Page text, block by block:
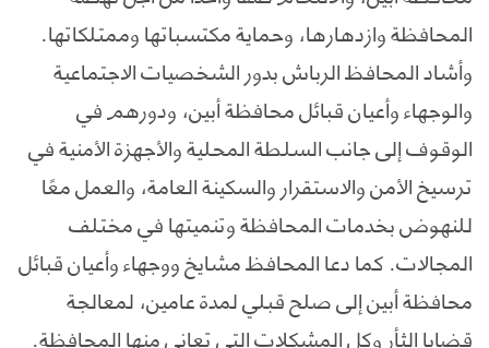
المحافظة وازدهارها، وحماية مكتسباتها وممتلكاتها.
وأشاد المحافظ الرباش بدور الشخصيات الاجتماعية
والوجهاء وأعيان قبائل محافظة أبين، ودورهم في
الوقوف إلى جانب السلطة المحلية والأجهزة الأمنية في
ترسيخ الأمن والاستقرار والسكينة العامة، والعمل معًا
للنهوض بخدمات المحافظة وتنميتها في مختلف
المجالات. كما دعا المحافظ مشايخ ووجهاء وأعيان قبائل
محافظة أبين إلى صلح قبلي لمدة عامين، لمعالجة
قضايا الثأر وكل المشكلات التي تعاني منها المحافظة.